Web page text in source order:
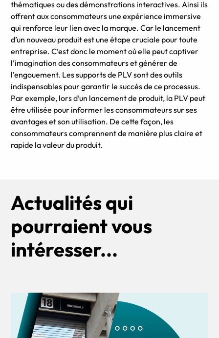
thématiques ou des démonstrations interactives. Ainsi ils
offrent aux consommateurs une expérience immersive
qui renforce leur lien avec la marque. Car le lancement
d’un nouveau produit est une étape cruciale pour toute
entreprise. C’est donc le moment où elle peut captiver
l’imagination des consommateurs et générer de
l’engouement. Les supports de PLV sont des outils
indispensables pour garantir le succès de ce processus.
Par exemple, lors d’un lancement de produit, la PLV peut
être utilisée pour informer les consommateurs sur ses
avantages et son utilisation. De cette façon, les
consommateurs comprennent de manière plus claire et
rapide la valeur du produit.
Actualités qui
pourraient vous
intéresser...